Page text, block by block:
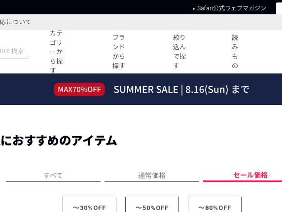
Safari公式ウェブマガジン
について
カテ
ゴリ
ーか
ら探
す
ブラ
ンド
から
探す
絞り
込ん
で探
す
読
み
も
の
ネート
すべての記事
ーデ紹介
人気記事ランキング
プライバシーポリシー
おすすめのアイテム
すべて 通常価格 セール価格
～30%OFF ～50%OFF ～80%OFF